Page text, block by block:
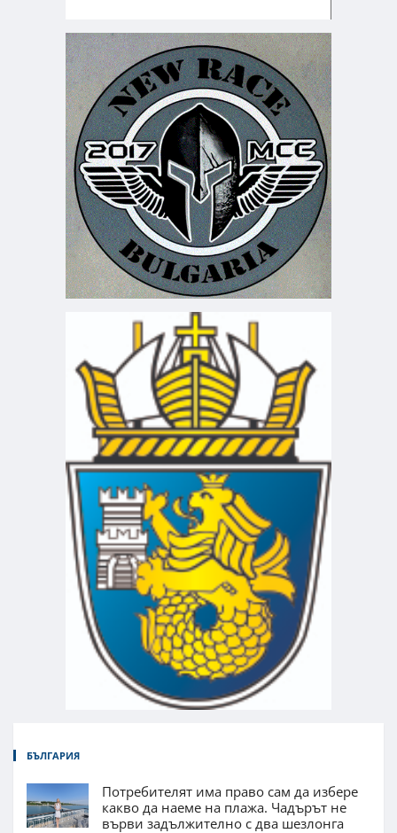
БЪЛГАРИЯ
Потребителят има право сам да избере
какво да наеме на плажа. Чадърът не
върви задължително с два шезлонга